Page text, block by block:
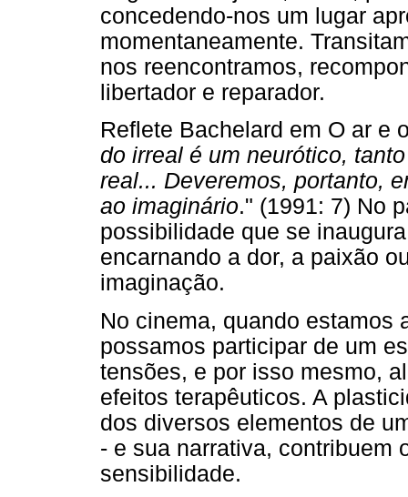
concedendo-nos um lugar
momentaneamente.
nos reencontramos,
libertador e reparador.
Reflete Bachelard em O ar e
do irreal é um neurótico,
real... Deveremos, portanto,
ao imaginário." (1991: 7) No
possibilidade que se
encarnando a dor, a paixão
imaginação.
No cinema, quando estamos
possamos participar de um
tensões, e por isso mesmo,
efeitos terapêuticos. A
dos diversos elementos de
- e sua narrativa, contribuem
sensibilidade.